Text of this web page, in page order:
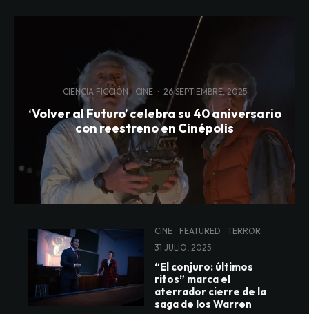
CIENCIA FICCIÓN CINE · 26 SEPTIEMBRE, 2025
‘Volver al Futuro’ celebra su 40 aniversario
con reestreno en Cinépolis
CINE FEATURED TERROR ·
31 JULIO, 2025
“El conjuro: últimos
ritos” marca el
aterrador cierre de la
saga de los Warren